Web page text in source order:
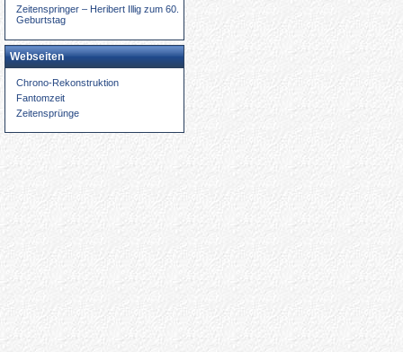
Zeitenspringer – Heribert Illig zum 60.
Geburtstag
Webseiten
Chrono-Rekonstruktion
Fantomzeit
Zeitensprünge